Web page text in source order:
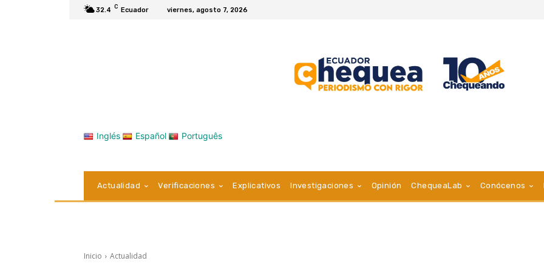
32.4 C Ecuador viernes, agosto 7, 2026
Inglés Español Português
Actualidad Verificaciones Explicativos Investigaciones Opinión ChequeaLab Conócenos
Inicio Actualidad